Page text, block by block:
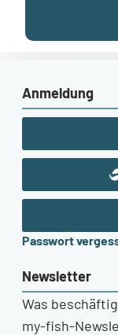
Anmeldung
Passwort
Newsletter
Was
my-fish-